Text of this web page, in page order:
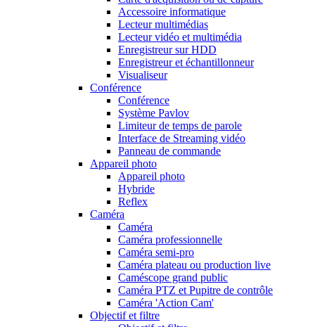
Accessoire informatique
Lecteur multimédias
Lecteur vidéo et multimédia
Enregistreur sur HDD
Enregistreur et échantillonneur
Visualiseur
Conférence
Conférence
Système Pavlov
Limiteur de temps de parole
Interface de Streaming vidéo
Panneau de commande
Appareil photo
Appareil photo
Hybride
Reflex
Caméra
Caméra
Caméra professionnelle
Caméra semi-pro
Caméra plateau ou production live
Caméscope grand public
Caméra PTZ et Pupitre de contrôle
Caméra 'Action Cam'
Objectif et filtre